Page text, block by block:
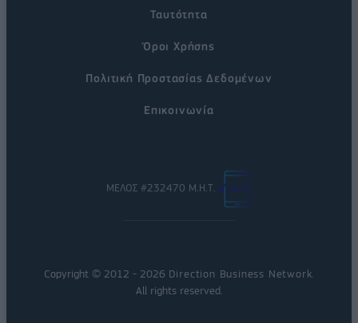
Ταυτότητα
Όροι Χρήσης
Πολιτική Προστασίας Δεδομένων
Επικοινωνία
ΜΕΛΟΣ #232470 Μ.Η.Τ.
Copyright © 2012 - 2026 Direction Business Network
All rights reserved.